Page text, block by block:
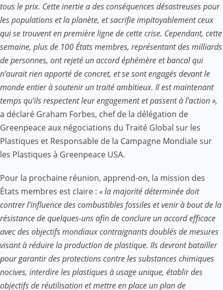
tous le prix. Cette inertie a des conséquences désastreuses pour
les populations et la planète, et sacrifie impitoyablement ceux
qui se trouvent en première ligne de cette crise. Cependant, cette
semaine, plus de 100 États membres, représentant des milliards
de personnes, ont rejeté un accord éphémère et bancal qui
n’aurait rien apporté de concret, et se sont engagés devant le
monde entier à soutenir un traité ambitieux. Il est maintenant
temps qu’ils respectent leur engagement et passent à l’action »,
a déclaré Graham Forbes, chef de la délégation de
Greenpeace aux négociations du Traité Global sur les
Plastiques et Responsable de la Campagne Mondiale sur
les Plastiques à Greenpeace USA.
Pour la prochaine réunion, apprend-on, la mission des
États membres est claire : « la majorité déterminée doit
contrer l’influence des combustibles fossiles et venir à bout de la
résistance de quelques-uns afin de conclure un accord efficace
avec des objectifs mondiaux contraignants doublés de mesures
visant à réduire la production de plastique. Ils devront batailler
pour garantir des protections contre les substances chimiques
nocives, interdire les plastiques à usage unique, établir des
objectifs de réutilisation et mettre en place un plan de